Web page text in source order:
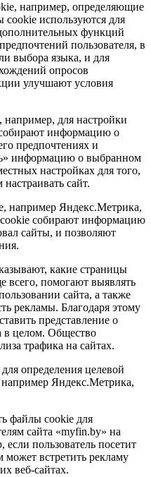
например, определяющие
используются для
функций
пользователя, в
выбора языка, и для
опросов
улучшают условия
для настройки
информацию о
предпочтениях и
информацию о выбранном
настройках для того,
сайт.
например Яндекс.Метрика,
собирают информацию
сайты, и позволяют
какие страницы
всего, помогают выявлять
сайта, а также
рекламы. Благодаря этому
представление о
в целом. Общество
трафика на сайтах.
определения целевой
Яндекс.Метрика,
файлы cookie для
сайта «myfin.by» на
пользователь посетит
может встретить рекламу
веб-сайтах.